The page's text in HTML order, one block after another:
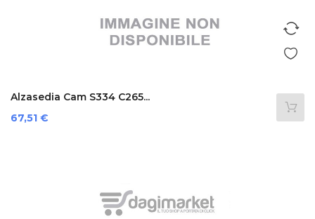
Alzasedia Cam S334 C265...
Prezzo
67,51 €